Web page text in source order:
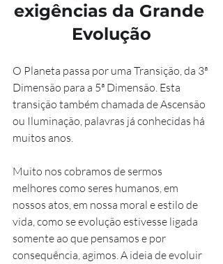
exigências da Grande
Evolução
O Planeta passa por uma Transição, da 3ª
Dimensão para a 5ª Dimensão. Esta
transição também chamada de Ascensão
ou Iluminação, palavras já conhecidas há
muitos anos.
Muito nos cobramos de sermos
melhores como seres humanos, em
nossos atos, em nossa moral e estilo de
vida, como se evolução estivesse ligada
somente ao que pensamos e por
consequência, agimos. A ideia de evoluir